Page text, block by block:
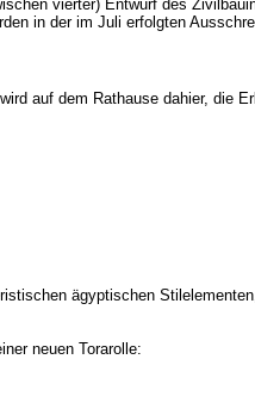
vierter) Entwurf des
in der im Juli erfolgten
auf dem Rathause dahier, die
ägyptischen
neuen Torarolle: